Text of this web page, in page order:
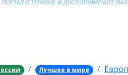
Лучшее в мире